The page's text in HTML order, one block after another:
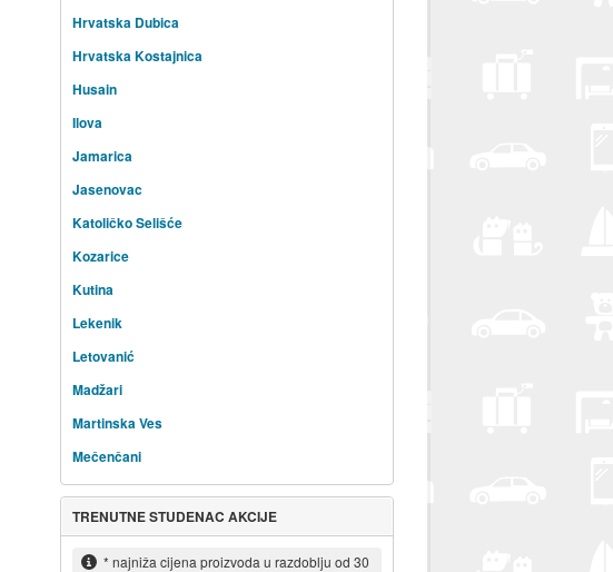
Hrvatska Dubica
Hrvatska Kostajnica
Husain
Ilova
Jamarica
Jasenovac
Katoličko Selišće
Kozarice
Kutina
Lekenik
Letovanić
Madžari
Martinska Ves
Mečenčani
TRENUTNE STUDENAC AKCIJE
* najniža cijena proizvoda u razdoblju od 30